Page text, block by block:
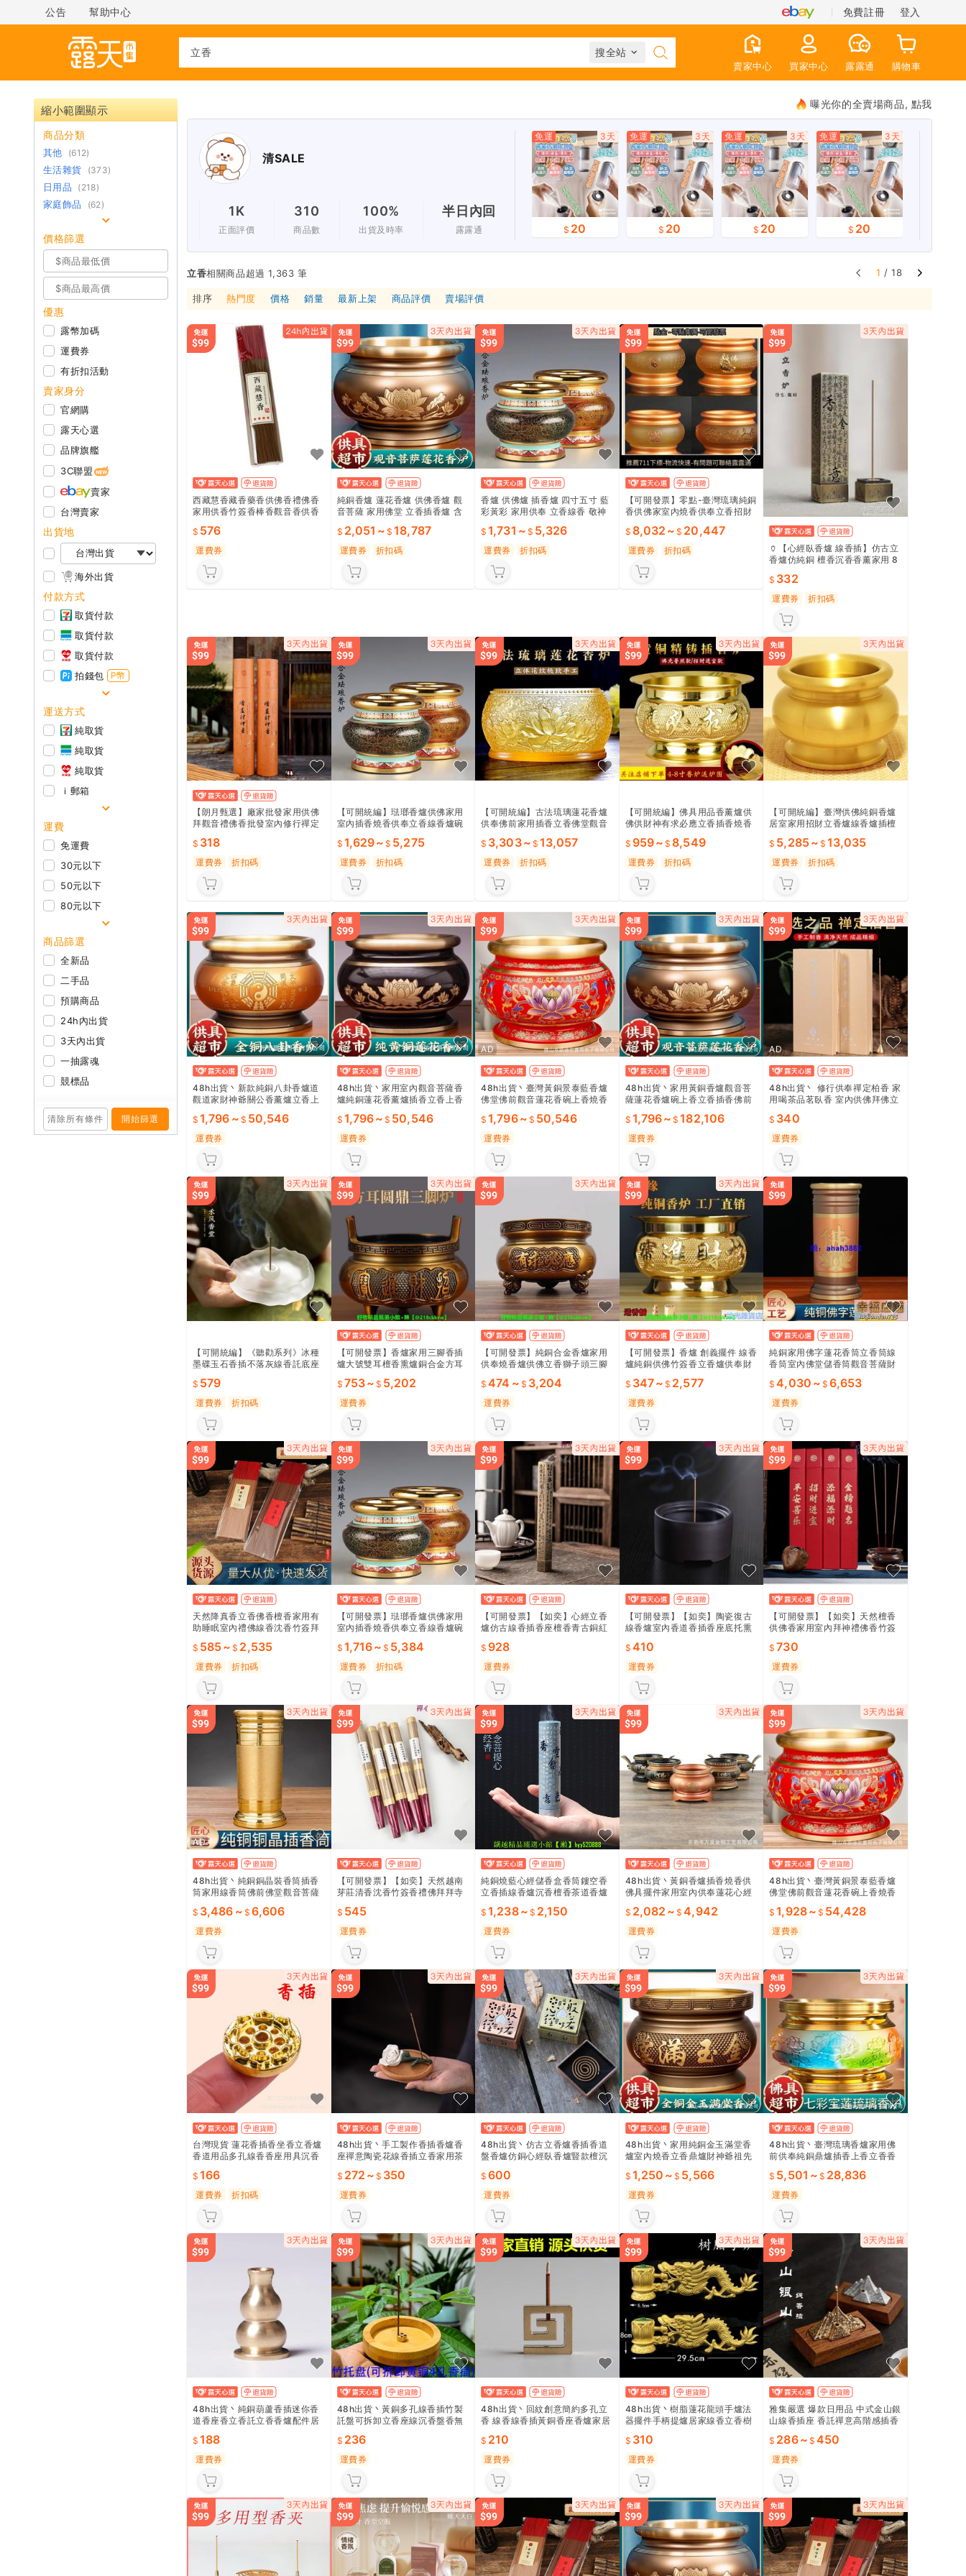
公告 幫助中心 免費註冊 登入
賣家中心 買家中心 露露通 購物車
縮小範圍顯示
商品分類
其他 (612)
生活雜貨 (373)
日用品 (218)
家庭飾品 (62)
價格篩選
優惠
露幣加碼
運費券
有折扣活動
賣家身分
官網購
露天心選
品牌旗艦
3C聯盟
賣家
台灣賣家
出貨地
海外出貨
付款方式
取貨付款
取貨付款
取貨付款
拍錢包
P幣
運送方式
純取貨
純取貨
純取貨
ｉ郵箱
運費
免運費
30元以下
50元以下
80元以下
商品篩選
全新品
二手品
預購商品
24h內出貨
3天內出貨
一抽露魂
競標品
清除所有條件 開始篩選
曝光你的全賣場商品, 點我
清SALE
1K
正面評價
310
商品數
100%
出貨及時率
半日內回
露露通
免運 3天
20
免運 3天
20
免運 3天
20
免運 3天
20
立香相關商品超過 1,363 筆 1 / 18
排序 熱門度 價格 銷量 最新上架 商品評價 賣場評價
西藏慧香藏香藥香供佛香禮佛香
家用供香竹簽香棒香觀音香供香
576
運費券
純銅香爐 蓮花香爐 供佛香爐 觀
音菩薩 家用佛堂 立香插香爐 含
2,051 ~ 18,787
運費券 折扣碼
香爐 供佛爐 插香爐 四寸五寸 藍
彩黃彩 家用供奉 立香線香 敬神
1,731 ~ 5,326
運費券 折扣碼
【可開發票】零點-臺灣琉璃純銅
香供佛家室內燒香供奉立香招財
8,032 ~ 20,447
運費券 折扣碼
🏺【心經臥香爐 線香插】仿古立
香爐仿純銅 檀香沉香香薰家用 8
332
運費券 折扣碼
【朗月甄選】廠家批發家用供佛
拜觀音禮佛香批發室內修行禪定
318
運費券 折扣碼
【可開統編】琺瑯香爐供佛家用
室內插香燒香供奉立香線香爐碗
1,629~ 5,275
運費券 折扣碼
【可開統編】古法琉璃蓮花香爐
供奉佛前家用插香立香佛堂觀音
3,303~ 13,057
運費券 折扣碼
【可開統編】佛具用品香薰爐供
佛供財神有求必應立香插香燒香
959~ 8,549
運費券 折扣碼
【可開統編】臺灣供佛純銅香爐
居室家用招財立香爐線香爐插檀
5,285~ 13,035
運費券 折扣碼
AD
48h出貨丶新款純銅八卦香爐道
觀道家財神爺關公香薰爐立香上
1,796 ~ 50,546
運費券
AD
48h出貨丶家用室內觀音菩薩香
爐純銅蓮花香薰爐插香立香上香
1,796~ 50,546
運費券
AD
48h出貨丶臺灣黃銅景泰藍香爐
佛堂佛前觀音蓮花香碗上香燒香
1,796~ 50,546
運費券
AD
48h出貨丶家用黃銅香爐觀音菩
薩蓮花香爐碗上香立香插香佛前
1,796~ 182,106
運費券
AD
48h出貨丶 修行供奉禪定柏香 家
用喝茶品茗臥香 室內供佛拜佛立
340
運費券
【可開統編】《聽勸系列》冰種
墨碟玉石香插不落灰線香託底座
579
運費券 折扣碼
【可開發票】香爐家用三腳香插
爐大號雙耳檀香熏爐銅合金方耳
753~ 5,202
運費券
【可開發票】純銅合金香爐家用
供奉燒香爐供佛立香獅子頭三腳
474 ~ 3,204
運費券
【可開發票】香爐 創義擺件 線香
爐純銅供佛竹簽香立香爐供奉財
347~ 2,577
運費券
純銅家用佛字蓮花香筒立香筒線
香筒室內佛堂儲香筒觀音菩薩財
4,030 ~ 6,653
運費券
天然降真香立香佛香檀香家用有
助睡眠室內禮佛線香沈香竹簽拜
物市集
585~ 2,535
運費券 折扣碼
【可開發票】琺瑯香爐供佛家用
室內插香燒香供奉立香線香爐碗
1,716~ 5,384
運費券 折扣碼
【可開發票】【如奕】心經立香
爐仿古線香插香座檀香青古銅紅
928
運費券
【可開發票】【如奕】陶瓷復古
線香爐室內香道香插香座底托熏
410
運費券
【可開發票】【如奕】天然檀香
供佛香家用室內拜神禮佛香竹簽
730
運費券
AD
48h出貨丶純銅銅晶裝香筒插香
筒家用線香筒佛前佛堂觀音菩薩
3,486 ~ 6,606
運費券
【可開發票】【如奕】天然越南
芽莊清香沈香竹簽香禮佛拜拜寺
545
運費券
純銅燒藍心經儲香盒香筒鏤空香
立香插線香爐沉香檀香茶道香爐
1,238~ 2,150
運費券
48h出貨丶黃銅香爐插香燒香供
佛具擺件家用室內供奉蓮花心經
2,082 ~ 4,942
運費券
48h出貨丶臺灣黃銅景泰藍香爐
佛堂佛前觀音蓮花香碗上香燒香
1,928~ 54,428
運費券
台灣現貨 蓮花香插香坐香立香爐
香道用品多孔線香香座用具沉香
166
運費券 折扣碼
48h出貨丶手工製作香插香爐香
座禪意陶瓷花線香插立香家用茶
272 ~ 350
運費券
48h出貨丶仿古立香爐香插香道
盤香爐仿銅心經臥香爐豎款檀沉
600
運費券
48h出貨丶家用純銅金玉滿堂香
爐室內燒香立香鼎爐財神爺祖先
1,250 ~ 5,566
運費券
48h出貨丶臺灣琉璃香爐家用佛
前供奉純銅鼎爐插香上香立香香
5,501 ~ 28,836
運費券
48h出貨丶純銅葫蘆香插迷你香
道香座香立香託立香香爐配件居
188
運費券
48h出貨丶黃銅多孔線香插竹製
託盤可拆卸立香座線沉香盤香無
236
運費券
48h出貨丶回紋創意簡約多孔立
香 線香線香插黃銅香座香爐家居
210
運費券
48h出貨丶樹脂蓮花龍頭手爐法
器擺件手柄提爐居家線香立香樹
310
運費券
雅集嚴選 爆款日用品 中式金山銀
山線香插座 香託禪意高階感插香
286~ 450
運費券